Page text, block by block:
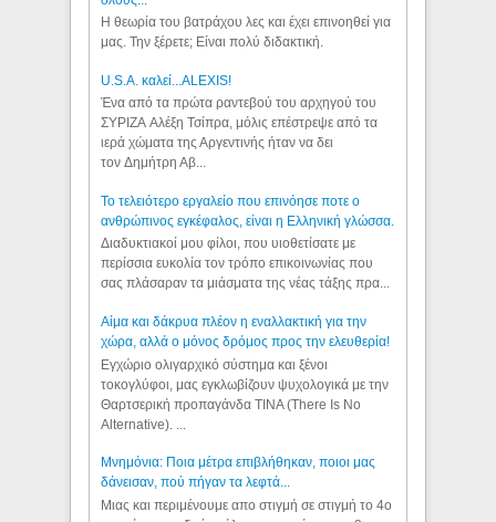
Η θεωρία του βατράχου λες και έχει επινοηθεί για
μας. Την ξέρετε; Είναι πολύ διδακτική.
U.S.A. καλεί...ALEXIS!
Ένα από τα πρώτα ραντεβού του αρχηγού του
ΣΥΡΙΖΑ Αλέξη Τσίπρα, μόλις επέστρεψε από τα
ιερά χώματα της Αργεντινής ήταν να δει
τον Δημήτρη Αβ...
Το τελειότερο εργαλείο που επινόησε ποτε ο
ανθρώπινος εγκέφαλος, είναι η Ελληνική γλώσσα.
Διαδυκτιακοί μου φίλοι, που υιοθετίσατε με
περίσσια ευκολία τον τρόπο επικοινωνίας που
σας πλάσαραν τα μιάσματα της νέας τάξης πρα...
Αίμα και δάκρυα πλέον η εναλλακτική για την
χώρα, αλλά ο μόνος δρόμος προς την ελευθερία!
Εγχώριο ολιγαρχικό σύστημα και ξένοι
τοκογλύφοι, μας εγκλωβίζουν ψυχολογικά με την
Θαρτσερική προπαγάνδα TINA (There Is No
Alternative). ...
Μνημόνια: Ποια μέτρα επιβλήθηκαν, ποιοι μας
δάνεισαν, πού πήγαν τα λεφτά...
Μιας και περιμένουμε απο στιγμή σε στιγμή το 4ο